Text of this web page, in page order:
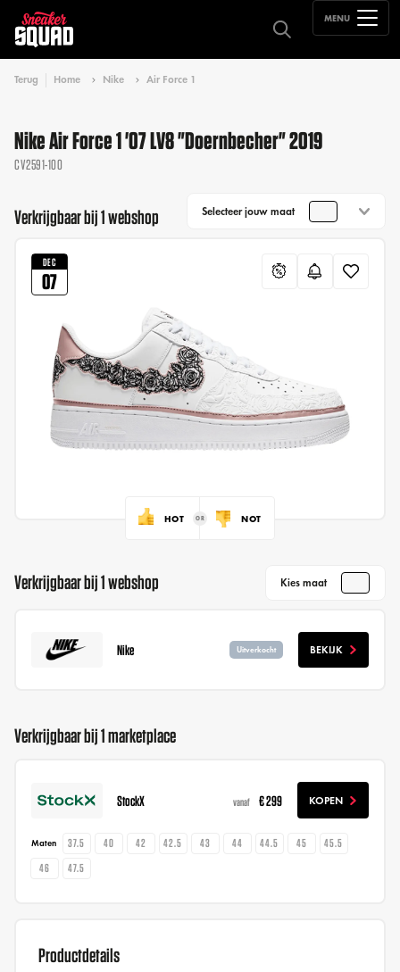
MENU
Terug Home Nike Air Force 1
Nike Air Force 1 '07 LV8 "Doernbecher" 2019
CV2591-100
Verkrijgbaar bij 1 webshop Selecteer jouw maat
DEC
07
HOT NOT
Verkrijgbaar bij 1 webshop Kies maat
Nike Uitverkocht BEKIJK
Verkrijgbaar bij 1 marketplace
StockX vanaf € 299 KOPEN
Maten 37.5 40 42 42.5 43 44 44.5 45
45.5
46
47.5
Productdetails